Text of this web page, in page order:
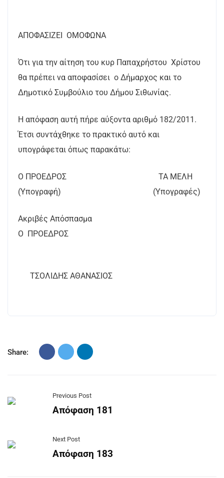
ΑΠΟΦΑΣΙΖΕΙ ΟΜΟΦΩΝΑ
Ότι για την αίτηση του κυρ Παπαχρήστου Χρίστου
θα πρέπει να αποφασίσει ο Δήμαρχος και το
Δημοτικό Συμβούλιο του Δήμου Σιθωνίας.
Η απόφαση αυτή πήρε αύξοντα αριθμό 182/2011.
Έτσι συντάχθηκε το πρακτικό αυτό και
υπογράφεται όπως παρακάτω:
Ο ΠΡΟΕΔΡΟΣ ΤΑ ΜΕΛΗ
(Υπογραφή) (Υπογραφές)
Ακριβές Απόσπασμα
Ο ΠΡΟΕΔΡΟΣ
ΤΣΟΛΙΔΗΣ ΑΘΑΝΑΣΙΟΣ
Share:
Previous Post
Απόφαση 181
Next Post
Απόφαση 183